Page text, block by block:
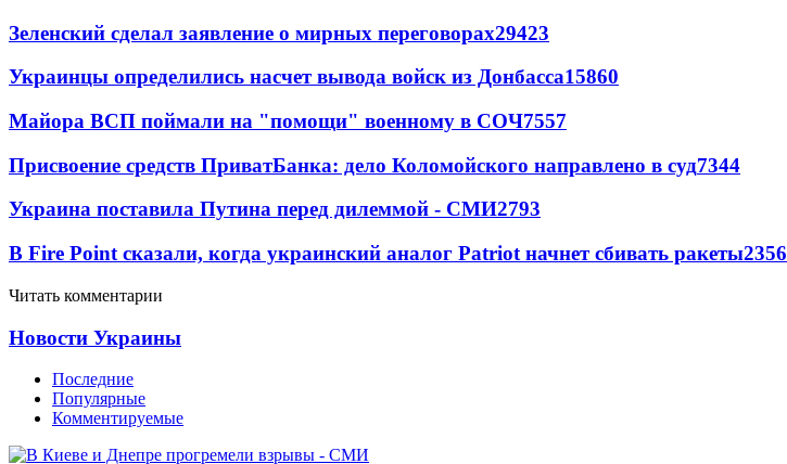
Зеленский сделал заявление о мирных переговорах29423
Украинцы определились насчет вывода войск из Донбасса15860
Майора ВСП поймали на "помощи" военному в СОЧ7557
Присвоение средств ПриватБанка: дело Коломойского направлено в суд7344
Украина поставила Путина перед дилеммой - СМИ2793
В Fire Point сказали, когда украинский аналог Patriot начнет сбивать ракеты2356
Читать комментарии
Новости Украины
Последние
Популярные
Комментируемые